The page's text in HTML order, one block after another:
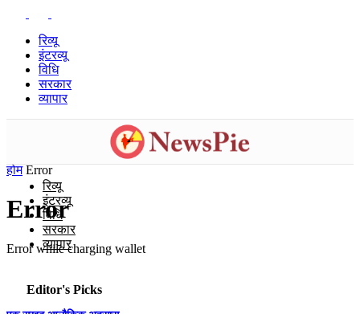
रिव्यू
इंटरव्यू
विधि
सरकार
व्यापार
रिव्यू
इंटरव्यू
विधि
सरकार
व्यापार
होम Error
Error
Error while charging wallet
Editor's Picks